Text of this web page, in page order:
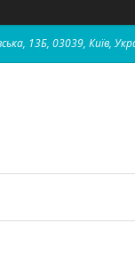
13Б, 03039, Київ,